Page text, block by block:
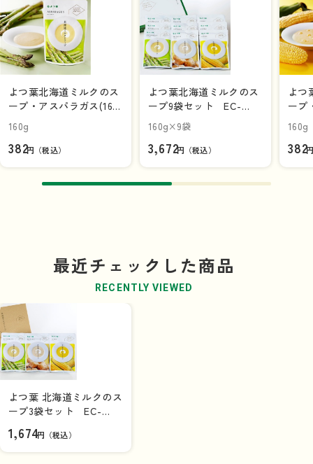
よつ葉北海道ミルクのス
ープ・アスパラガス(160
160g
382円（税込）
よつ葉北海道ミルクのス
ープ9袋セット EC-
B【ギフトセット】
160g×9袋
3,672円（税込）
よつ
ープ
160g
382
最近チェックした商品
RECENTLY VIEWED
よつ葉 北海道ミルクのス
ープ3袋セット EC-
1,674円（税込）